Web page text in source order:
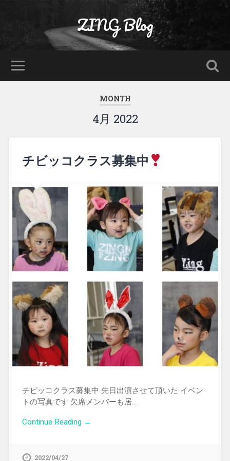
ZING Blog
MONTH
4月 2022
チビッコクラス募集中
チビッコクラス募集中 先日出演させて頂いた イベン
トの写真です 欠席メンバーも居…
Continue Reading →
2022/04/27